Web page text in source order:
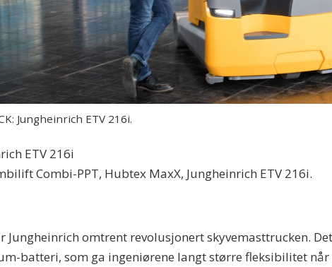
Jungheinrich ETV 216i.
ETV 216i
Combi-PPT, Hubtex MaxX, Jungheinrich ETV 216i.
Jungheinrich omtrent revolusjonert skyvemasttrucken.
batteri, som ga ingeniørene langt større fleksibilitet